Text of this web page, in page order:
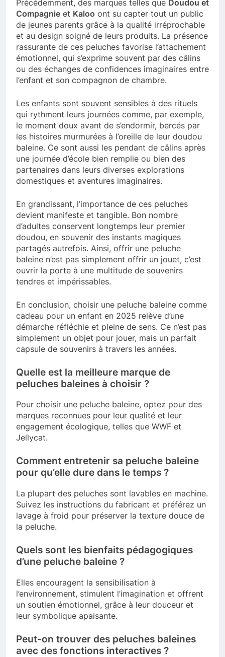
Précédemment, des marques telles que Doudou et
Compagnie et Kaloo ont su capter tout un public
de jeunes parents grâce à la qualité irréprochable
et au design soigné de leurs produits. La présence
rassurante de ces peluches favorise l’attachement
émotionnel, qui s’exprime souvent par des câlins
ou des échanges de confidences imaginaires entre
l’enfant et son compagnon de chambre.
Les enfants sont souvent sensibles à des rituels
qui rythment leurs journées comme, par exemple,
le moment doux avant de s’endormir, bercés par
les histoires murmurées à l’oreille de leur doudou
baleine. Ce sont aussi les pendant de câlins après
une journée d’école bien remplie ou bien des
partenaires dans leurs diverses explorations
domestiques et aventures imaginaires.
En grandissant, l’importance de ces peluches
devient manifeste et tangible. Bon nombre
d’adultes conservent longtemps leur premier
doudou, en souvenir des instants magiques
partagés autrefois. Ainsi, offrir une peluche
baleine n’est pas simplement offrir un jouet, c’est
ouvrir la porte à une multitude de souvenirs
tendres et impérissables.
En conclusion, choisir une peluche baleine comme
cadeau pour un enfant en 2025 relève d’une
démarche réfléchie et pleine de sens. Ce n’est pas
simplement un objet pour jouer, mais un parfait
capsule de souvenirs à travers les années.
Quelle est la meilleure marque de
peluches baleines à choisir ?
Pour choisir une peluche baleine, optez pour des
marques reconnues pour leur qualité et leur
engagement écologique, telles que WWF et
Jellycat.
Comment entretenir sa peluche baleine
pour qu’elle dure dans le temps ?
La plupart des peluches sont lavables en machine.
Suivez les instructions du fabricant et préférez un
lavage à froid pour préserver la texture douce de
la peluche.
Quels sont les bienfaits pédagogiques
d’une peluche baleine ?
Elles encouragent la sensibilisation à
l’environnement, stimulent l’imagination et offrent
un soutien émotionnel, grâce à leur douceur et
leur symbolique apaisante.
Peut-on trouver des peluches baleines
avec des fonctions interactives ?